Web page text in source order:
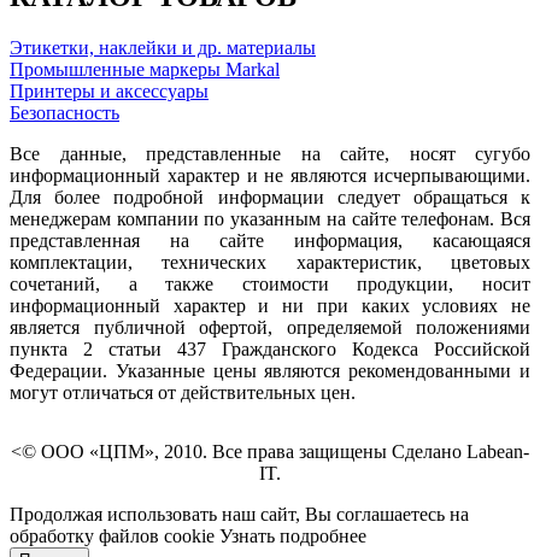
Этикетки, наклейки и др. материалы
Промышленные маркеры Markal
Принтеры и аксессуары
Безопасность
Все данные, представленные на сайте, носят сугубо
информационный характер и не являются исчерпывающими.
Для более подробной информации следует обращаться к
менеджерам компании по указанным на сайте телефонам. Вся
представленная на сайте информация, касающаяся
комплектации, технических характеристик, цветовых
сочетаний, а также стоимости продукции, носит
информационный характер и ни при каких условиях не
является публичной офертой, определяемой положениями
пункта 2 статьи 437 Гражданского Кодекса Российской
Федерации. Указанные цены являются рекомендованными и
могут отличаться от действительных цен.
<© ООО «ЦПМ», 2010. Все права защищены Сделано Labean-
IT.
Продолжая использовать наш сайт, Вы соглашаетесь на
обработку файлов cookie Узнать подробнее